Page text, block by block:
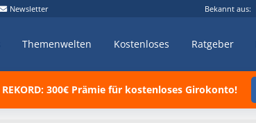
Newsletter Bekannt aus:
Themenwelten Kostenloses Ratgeber
REKORD: 300€ Prämie für kostenloses Girokonto!